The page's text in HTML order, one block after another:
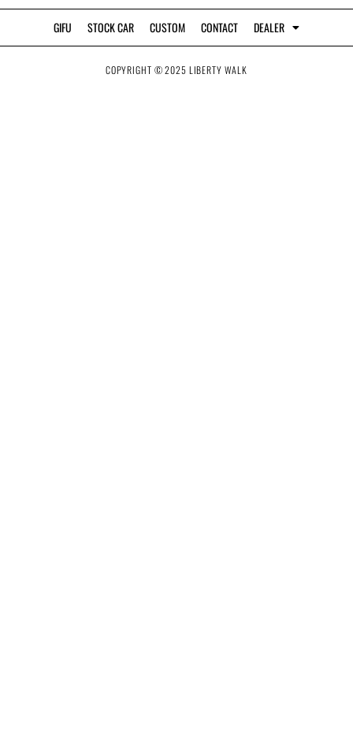
GIFU STOCK CAR CUSTOM CONTACT DEALER
COPYRIGHT © 2025 LIBERTY WALK